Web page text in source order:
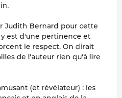
Judith Bernard pour cette
est d'une pertinence et
le respect. On dirait
de l'auteur rien qu'à lire
(et révélateur) : les